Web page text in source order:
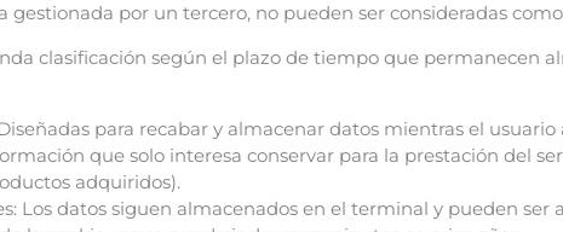
gestionada por un tercero, no pueden ser consideradas
clasificación según el plazo de tiempo que permanecen
para recabar y almacenar datos mientras el
que solo interesa conservar para la prestación del
adquiridos).
Los datos siguen almacenados en el terminal y pueden